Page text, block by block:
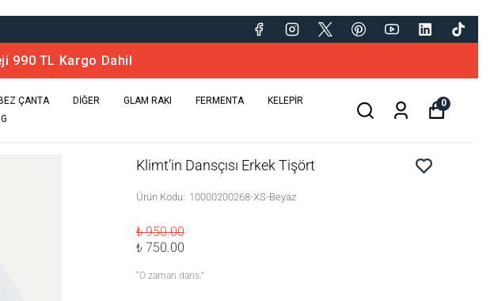
990 TL Kargo Dahil
BEZ ÇANTA DİĞER GLAM RAKI FERMENTA
KELEPİR
0
Klimt’in Dansçısı Erkek Tişört
Ürün Kodu: 10000200268-XS-Beyaz
₺ 950.00
₺ 750.00
“O zaman dans.”